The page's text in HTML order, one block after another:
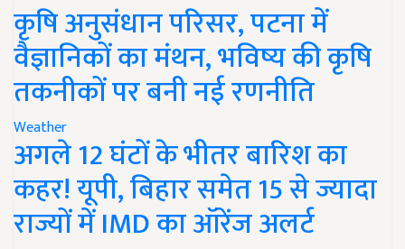
कृषि अनुसंधान परिसर, पटना में
वैज्ञानिकों का मंथन, भविष्य की कृषि
तकनीकों पर बनी नई रणनीति
Weather
अगले 12 घंटों के भीतर बारिश का
कहर! यूपी, बिहार समेत 15 से ज्यादा
राज्यों में IMD का ऑरेंज अलर्ट